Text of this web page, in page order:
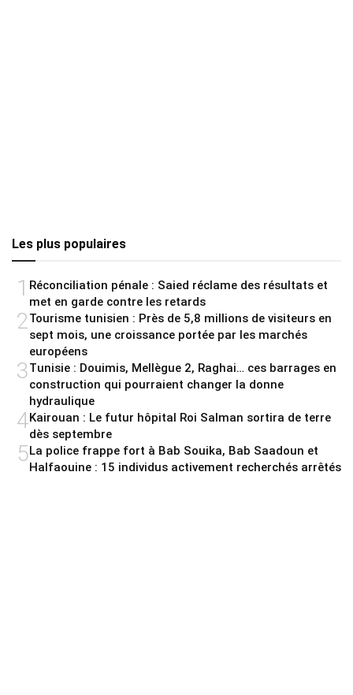
Les plus populaires
1 Réconciliation pénale : Saied réclame des résultats et
met en garde contre les retards
2Tourisme tunisien : Près de 5,8 millions de visiteurs en
sept mois, une croissance portée par les marchés
européens
3Tunisie : Douimis, Mellègue 2, Raghai… ces barrages en
construction qui pourraient changer la donne
hydraulique
4Kairouan : Le futur hôpital Roi Salman sortira de terre
dès septembre
5La police frappe fort à Bab Souika, Bab Saadoun et
Halfaouine : 15 individus activement recherchés arrêtés